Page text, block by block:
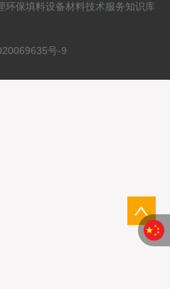
保填料设备材料技术服务知识库
号-9